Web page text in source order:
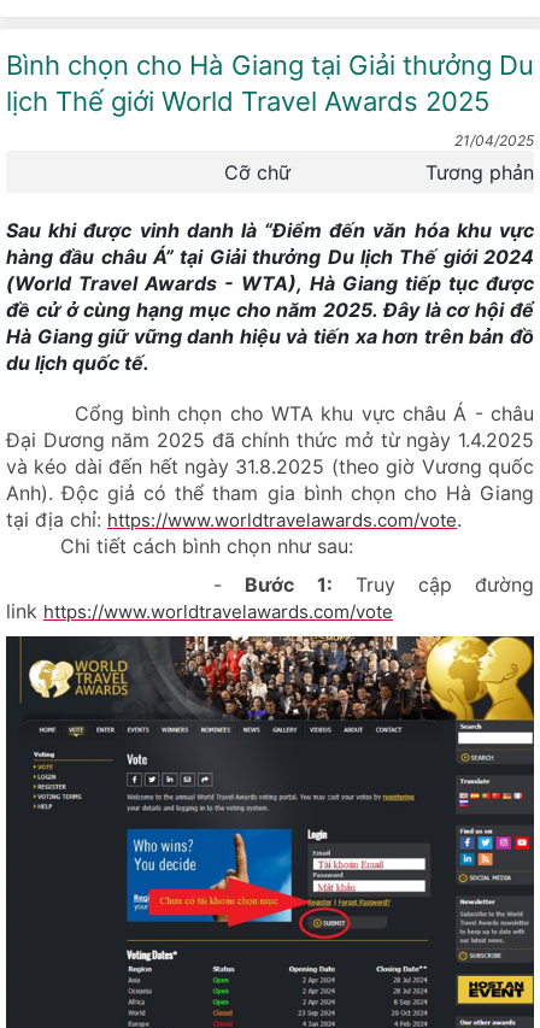
Bình chọn cho Hà Giang tại Giải thưởng Du
lịch Thế giới World Travel Awards 2025
21/04/2025
Cỡ chữ Tương phản
Sau khi được vinh danh là “Điểm đến văn hóa khu vực
hàng đầu châu Á” tại Giải thưởng Du lịch Thế giới 2024
(World Travel Awards - WTA), Hà Giang tiếp tục được
đề cử ở cùng hạng mục cho năm 2025. Đây là cơ hội để
Hà Giang giữ vững danh hiệu và tiến xa hơn trên bản đồ
du lịch quốc tế.
Cổng bình chọn cho WTA khu vực châu Á - châu
Đại Dương năm 2025 đã chính thức mở từ ngày 1.4.2025
và kéo dài đến hết ngày 31.8.2025 (theo giờ Vương quốc
Anh). Độc giả có thể tham gia bình chọn cho Hà Giang
tại địa chỉ: https://www.worldtravelawards.com/vote.
Chi tiết cách bình chọn như sau:
- Bước 1: Truy cập đường
link https://www.worldtravelawards.com/vote